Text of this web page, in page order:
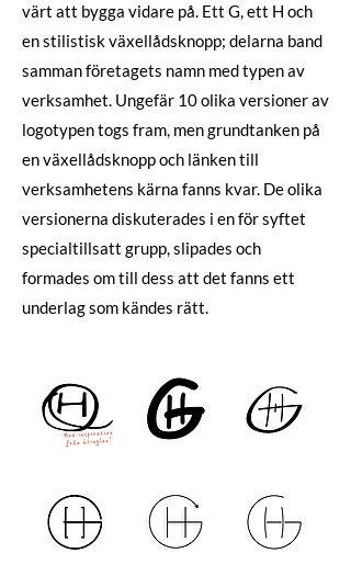
värt att bygga vidare på. Ett G, ett H och
en stilistisk växellådsknopp; delarna band
samman företagets namn med typen av
verksamhet. Ungefär 10 olika versioner av
logotypen togs fram, men grundtanken på
en växellådsknopp och länken till
verksamhetens kärna fanns kvar. De olika
versionerna diskuterades i en för syftet
specialtillsatt grupp, slipades och
formades om till dess att det fanns ett
underlag som kändes rätt.